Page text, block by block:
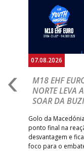
07.08.2026
M18 EHF
NORTE LEVA
SOAR DA
Golo da
ponto final na
desvantagem e
foco para o